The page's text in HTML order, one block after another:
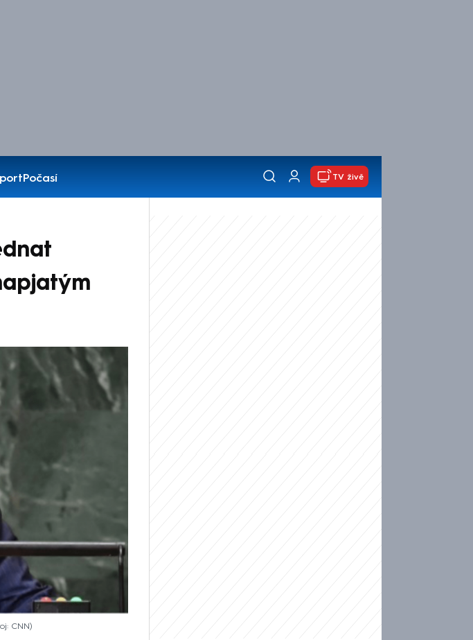
Počasí
TV živě
CNN